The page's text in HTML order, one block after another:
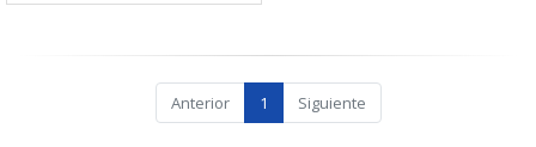
Anterior 1 Siguiente